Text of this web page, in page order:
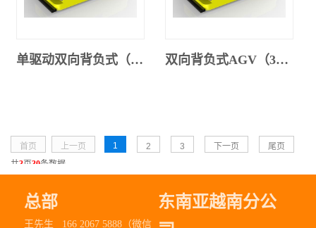
单驱动双向背负式（300SX-001） 双向背负式AGV（300SX-001）
首页 上一页 1 2 3 下一页
尾页
共3页30条数据
总部
王先生 166 2067 5888（微信
东南亚越南分公